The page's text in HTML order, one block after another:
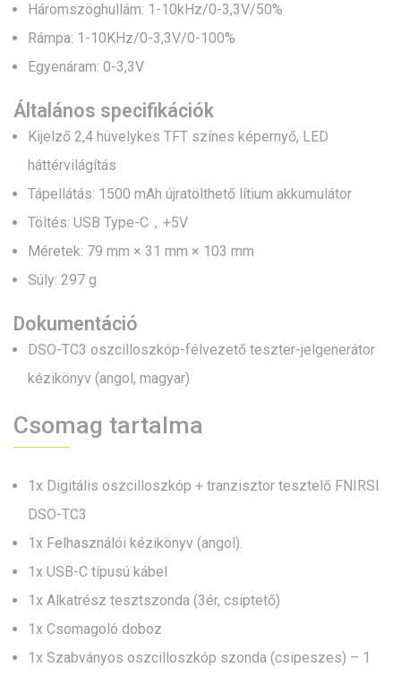
Háromszöghullám: 1-10kHz/0-3,3V/50%
Rámpa: 1-10KHz/0-3,3V/0-100%
Egyenáram: 0-3,3V
Általános specifikációk
Kijelző 2,4 hüvelykes TFT színes képernyő, LED
háttérvilágítás
Tápellátás: 1500 mAh újratölthető lítium akkumulátor
Töltés: USB Type-C，+5V
Méretek: 79 mm × 31 mm × 103 mm
Súly: 297 g
Dokumentáció
DSO-TC3 oszcilloszkóp-félvezető teszter-jelgenerátor
kézikönyv (angol, magyar)
Csomag tartalma
1x Digitális oszcilloszkóp + tranzisztor tesztelő FNIRSI
DSO-TC3
1x Felhasználói kézikönyv (angol).
1x USB-C típusú kábel
1x Alkatrész tesztszonda (3ér, csiptető)
1x Csomagoló doboz
1x Szabványos oszcilloszkóp szonda (csipeszes) – 1